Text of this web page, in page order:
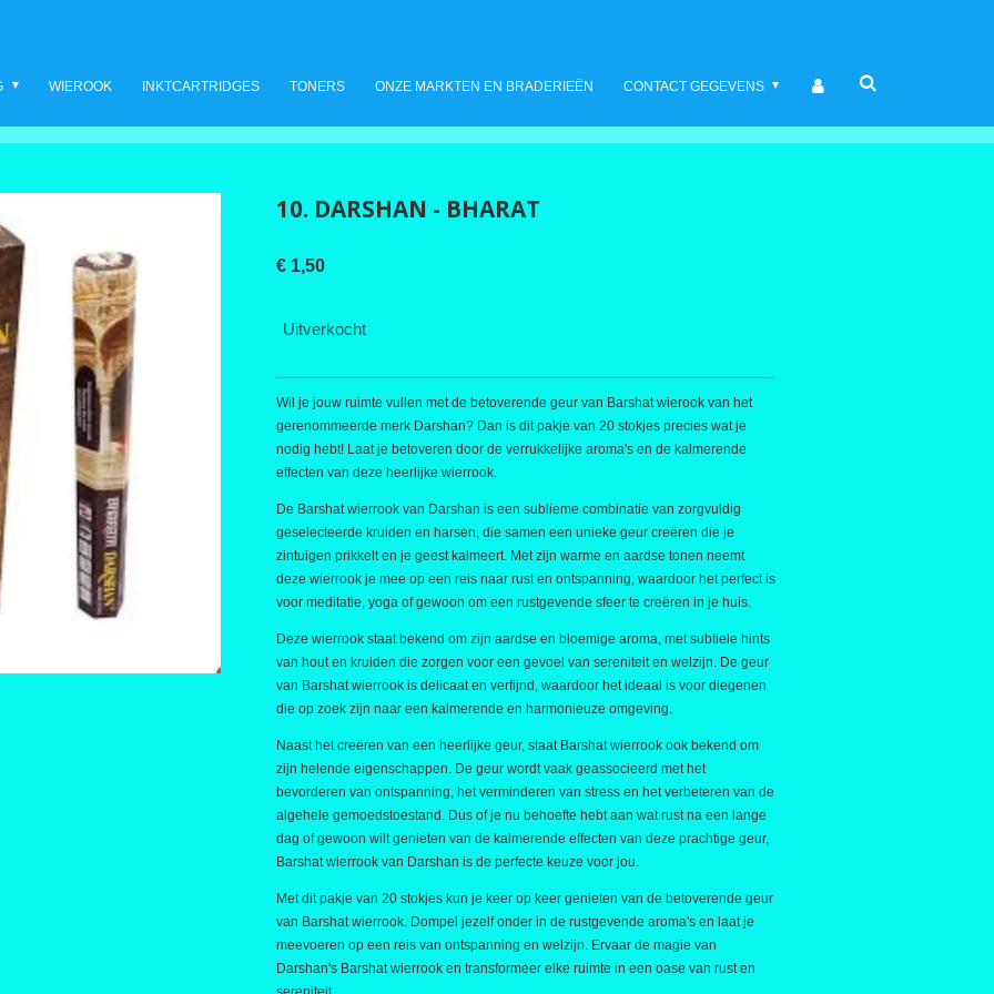
WIEROOK INKTCARTRIDGES TONERS ONZE MARKTEN EN BRADERIEËN CONTACT GEGEVENS
10. DARSHAN - BHARAT
€ 1,50
Uitverkocht
Wil je jouw ruimte vullen met de betoverende geur van Barshat wierook van het
gerenommeerde merk Darshan? Dan is dit pakje van 20 stokjes precies wat je
nodig hebt! Laat je betoveren door de verrukkelijke aroma's en de kalmerende
effecten van deze heerlijke wierrook.
De Barshat wierrook van Darshan is een sublieme combinatie van zorgvuldig
geselecteerde kruiden en harsen, die samen een unieke geur creëren die je
zintuigen prikkelt en je geest kalmeert. Met zijn warme en aardse tonen neemt
deze wierrook je mee op een reis naar rust en ontspanning, waardoor het perfect is
voor meditatie, yoga of gewoon om een rustgevende sfeer te creëren in je huis.
Deze wierrook staat bekend om zijn aardse en bloemige aroma, met subtiele hints
van hout en kruiden die zorgen voor een gevoel van sereniteit en welzijn. De geur
van Barshat wierrook is delicaat en verfijnd, waardoor het ideaal is voor diegenen
die op zoek zijn naar een kalmerende en harmonieuze omgeving.
Naast het creëren van een heerlijke geur, staat Barshat wierrook ook bekend om
zijn helende eigenschappen. De geur wordt vaak geassocieerd met het
bevorderen van ontspanning, het verminderen van stress en het verbeteren van de
algehele gemoedstoestand. Dus of je nu behoefte hebt aan wat rust na een lange
dag of gewoon wilt genieten van de kalmerende effecten van deze prachtige geur,
Barshat wierrook van Darshan is de perfecte keuze voor jou.
Met dit pakje van 20 stokjes kun je keer op keer genieten van de betoverende geur
van Barshat wierrook. Dompel jezelf onder in de rustgevende aroma's en laat je
meevoeren op een reis van ontspanning en welzijn. Ervaar de magie van
Darshan's Barshat wierrook en transformeer elke ruimte in een oase van rust en